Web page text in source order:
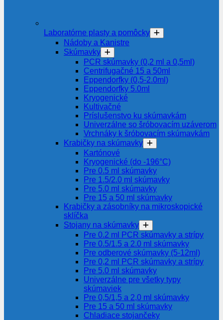
Laboratórne plasty a pomôcky
Nádoby a Kanistre
Skúmavky
PCR skúmavky (0,2 ml a 0,5ml)
Centrifugačné 15 a 50ml
Eppendorfky (0,5-2.0ml)
Eppendorfky 5.0ml
Kryogenické
Kultivačné
Príslušenstvo ku skúmavkám
Univerzálne so šróbovacím uzáverom
Vrchnáky k šróbovacím skúmavkám
Krabičky na skúmavky
Kartónové
Kryogenické (do -196°C)
Pre 0.5 ml skúmavky
Pre 1.5/2.0 ml skúmavky
Pre 5.0 ml skúmavky
Pre 15 a 50 ml skúmavky
Krabičky a zásobníky na mikroskopické
sklíčka
Stojany na skúmavky
Pre 0.2 ml PCR skúmavky a strípy
Pre 0.5/1.5 a 2.0 ml skúmavky
Pre odberové skúmavky (5-12ml)
Pre 0,2 ml PCR skúmavky a strípy
Pre 5.0 ml skúmavky
Univerzálne pre všetky typy
skúmaviek
Pre 0,5/1,5 a 2,0 ml skúmavky
Pre 15 a 50 ml skúmavky
Chladiace stojančeky